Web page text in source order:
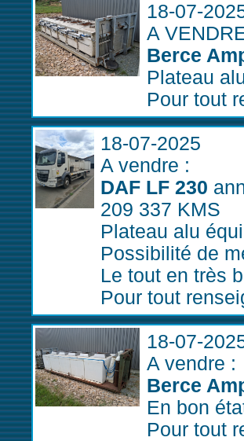
18-07-
A
Berce
Plateau
Pour tout
18-07-2025
A vendre :
DAF LF 230
209 337 KMS
Plateau alu
Possibilité de
Le tout en très
Pour tout
18-07-
A vendre :
Berce
En bon
Pour tout